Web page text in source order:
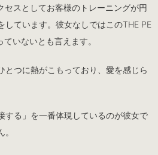
セスとしてお客様のトレーニングが円
しています。彼女なしではこのTHE PE
いないとも言えます。
とつに熱がこもっており、愛を感じら
する」を一番体現しているのが彼女で